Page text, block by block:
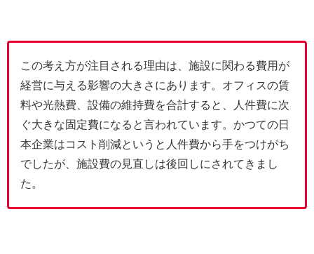
この考え方が注目される理由は、施設に関わる費用が
経営に与える影響の大きさにあります。オフィスの賃
料や光熱費、設備の維持費を合計すると、人件費に次
ぐ大きな固定費になると言われています。かつての日
本企業はコスト削減というと人件費から手をつけがち
でしたが、施設費の見直しは後回しにされてきまし
た。